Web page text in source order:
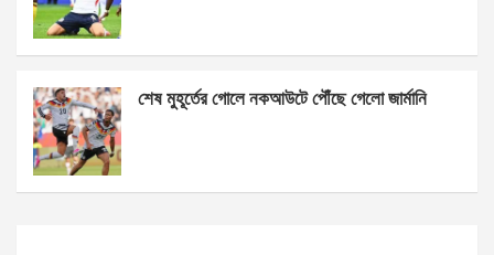
শেষ মুহূর্তের গোলে নকআউটে পৌঁছে গেলো জার্মানি